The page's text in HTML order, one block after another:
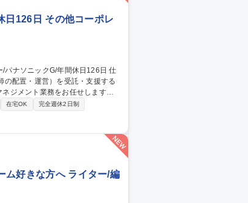
日126日 その他コーポレ
の配置・運営）を受託・支援する
ジメント業務をお任せします。
・配置計画、契約周りの実務、
産管理・経理・購買など管理部
ずは係長職として現場の業務統
主導していただきます。 募集
在宅OK
完全週休2日制
ム好きな方へ ライター/編